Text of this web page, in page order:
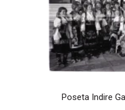
Poseta Indire